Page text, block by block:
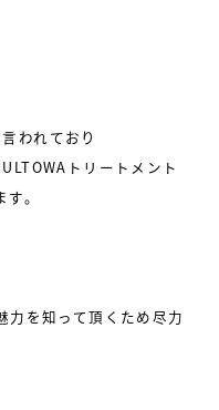
言われており
トリートメント
。
力を知って頂くため尽力